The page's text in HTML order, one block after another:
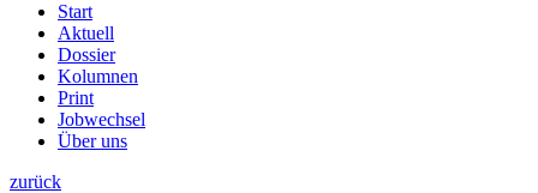
Start
Aktuell
Dossier
Kolumnen
Print
Jobwechsel
Über uns
zurück